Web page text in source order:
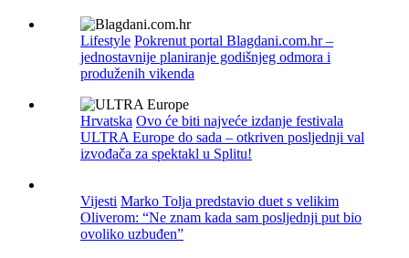
Lifestyle Pokrenut portal Blagdani.com.hr –
jednostavnije planiranje godišnjeg odmora i
produženih vikenda
Hrvatska Ovo će biti najveće izdanje festivala
ULTRA Europe do sada – otkriven posljednji val
izvođača za spektakl u Splitu!
Vijesti Marko Tolja predstavio duet s velikim
Oliverom: “Ne znam kada sam posljednji put bio
ovoliko uzbuđen”